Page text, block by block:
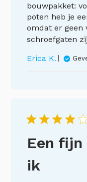
bouwpakket:
poten heb je
omdat er geen
schroefgaten
Erica K.
Een
ik